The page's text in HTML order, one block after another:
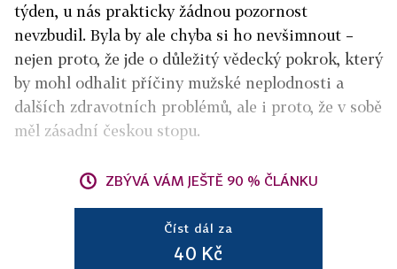
týden, u nás prakticky žádnou pozornost
nevzbudil. Byla by ale chyba si ho nevšimnout –
nejen proto, že jde o důležitý vědecký pokrok, který
by mohl odhalit příčiny mužské neplodnosti a
dalších zdravotních problémů, ale i proto, že v sobě
měl zásadní českou stopu.
ZBÝVÁ VÁM JEŠTĚ 90 % ČLÁNKU
Číst dál za
40 Kč